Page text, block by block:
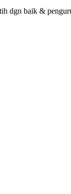
dgn baik &